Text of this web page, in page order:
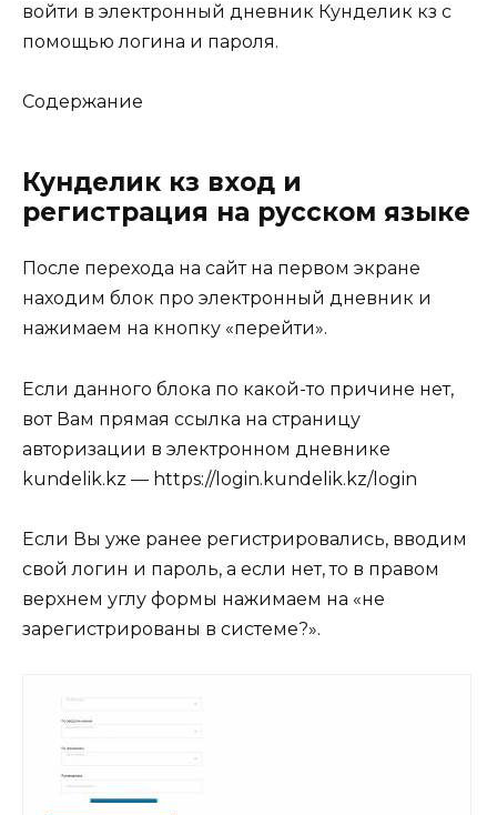
войти в электронный дневник Кунделик кз с
помощью логина и пароля.
Содержание
Кунделик кз вход и
регистрация на русском языке
После перехода на сайт на первом экране
находим блок про электронный дневник и
нажимаем на кнопку «перейти».
Если данного блока по какой-то причине нет,
вот Вам прямая ссылка на страницу
авторизации в электронном дневнике
kundelik.kz — https://login.kundelik.kz/login
Если Вы уже ранее регистрировались, вводим
свой логин и пароль, а если нет, то в правом
верхнем углу формы нажимаем на «не
зарегистрированы в системе?».